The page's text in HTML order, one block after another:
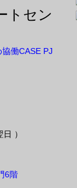
トセン
働CASE PJ
）
6階